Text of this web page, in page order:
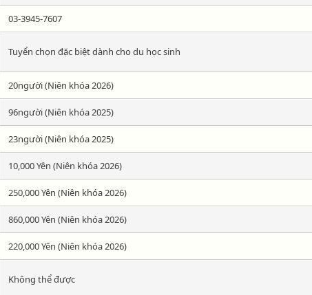
03-3945-7607
Tuyển chọn đặc biệt dành cho du học sinh
20người (Niên khóa 2026)
96người (Niên khóa 2025)
23người (Niên khóa 2025)
10,000 Yên (Niên khóa 2026)
250,000 Yên (Niên khóa 2026)
860,000 Yên (Niên khóa 2026)
220,000 Yên (Niên khóa 2026)
Không thể được